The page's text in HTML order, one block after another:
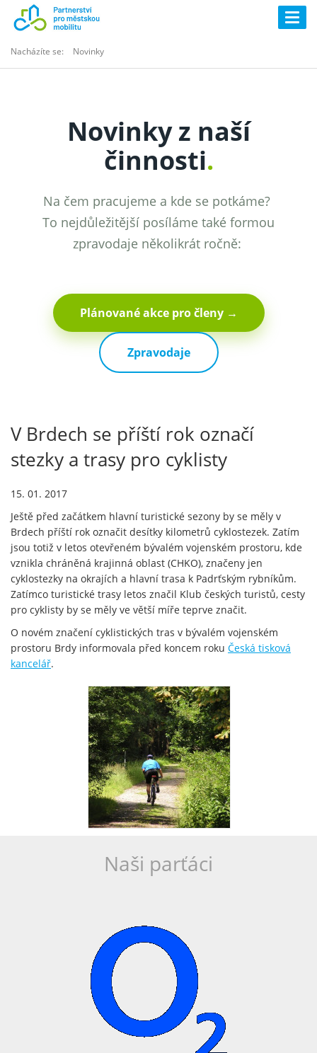
Nacházíte se: Novinky
Novinky z naší
činnosti.
Na čem pracujeme a kde se potkáme?
To nejdůležitější posíláme také formou
zpravodaje několikrát ročně:
Plánované akce pro členy →
Zpravodaje
V Brdech se příští rok označí
stezky a trasy pro cyklisty
15. 01. 2017
Ještě před začátkem hlavní turistické sezony by se měly v
Brdech příští rok označit desítky kilometrů cyklostezek. Zatím
jsou totiž v letos otevřeném bývalém vojenském prostoru, kde
vznikla chráněná krajinná oblast (CHKO), značeny jen
cyklostezky na okrajích a hlavní trasa k Padrťským rybníkům.
Zatímco turistické trasy letos značil Klub českých turistů, cesty
pro cyklisty by se měly ve větší míře teprve značit.
O novém značení cyklistických tras v bývalém vojenském
prostoru Brdy informovala před koncem roku Česká tisková
kancelář.
Naši parťáci